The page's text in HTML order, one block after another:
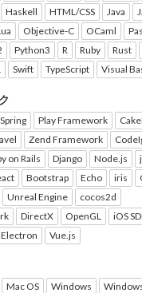
Haskell HTML/CSS Java
Objective-C OCaml
Python3 R Ruby Rust
Swift TypeScript Visual
Spring Play Framework
Zend Framework
on Rails Django Node.js
Bootstrap Echo iris
Unreal Engine
cocos2d
DirectX OpenGL
iOS
Electron Vue.js
Mac OS Windows